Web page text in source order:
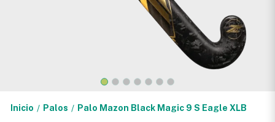
Inicio / Palos / Palo Mazon Black Magic 9 S Eagle XLB